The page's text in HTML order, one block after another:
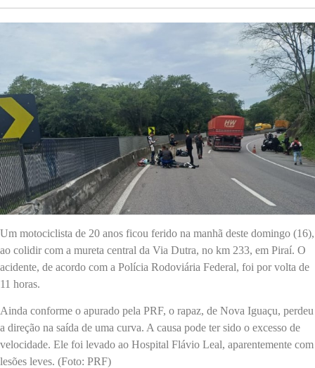
Um motociclista de 20 anos ficou ferido na manhã deste domingo (16),
ao colidir com a mureta central da Via Dutra, no km 233, em Piraí. O
acidente, de acordo com a Polícia Rodoviária Federal, foi por volta de
11 horas.
Ainda conforme o apurado pela PRF, o rapaz, de Nova Iguaçu, perdeu
a direção na saída de uma curva. A causa pode ter sido o excesso de
velocidade. Ele foi levado ao Hospital Flávio Leal, aparentemente com
lesões leves. (Foto: PRF)